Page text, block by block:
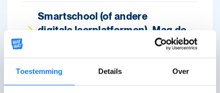
Toestemming Details Over
Smartschool (of andere
digitale leerplatformen). Mag de
school daar geld voor vragen?
Laptop/Chromebook. Mag mijn
school geld vragen voor het